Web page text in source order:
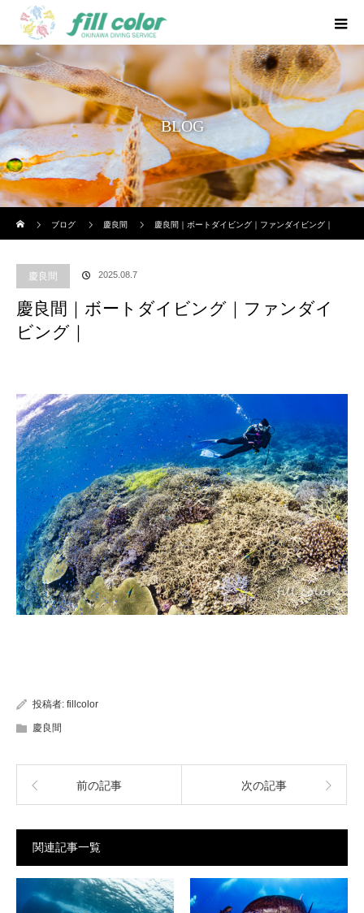
BLOG
ブログ
慶良間 慶良間｜ボートダイビング｜ファンダイビング｜
慶良間 2025.08.7
慶良間｜ボートダイビング｜ファンダイ
ビング｜
投稿者: fillcolor
慶良間
前の記事 次の記事
関連記事一覧